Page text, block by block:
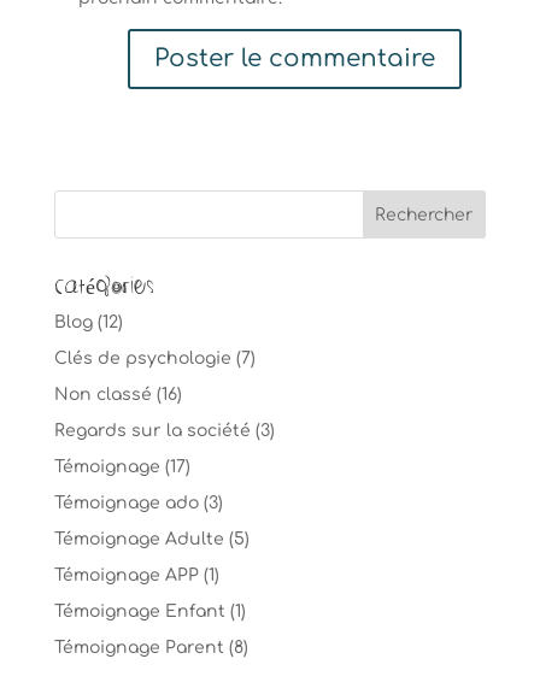
Catégories
Blog(12)
Clés de psychologie (7)
Non classé (16)
Regards sur la société (3)
Témoignage (17)
Témoignage ado(3)
Témoignage Adulte (5)
Témoignage APP(1)
Témoignage Enfant (1)
Témoignage Parent (8)